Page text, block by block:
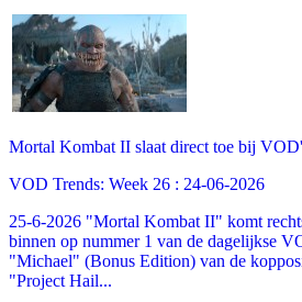
Mortal Kombat II slaat direct toe bij
VOD Trends: Week 26 : 24-06-2026
25-6-2026 "Mortal Kombat II" komt
binnen op nummer 1 van de dagelijkse
"Michael" (Bonus Edition) van de
"Project Hail...